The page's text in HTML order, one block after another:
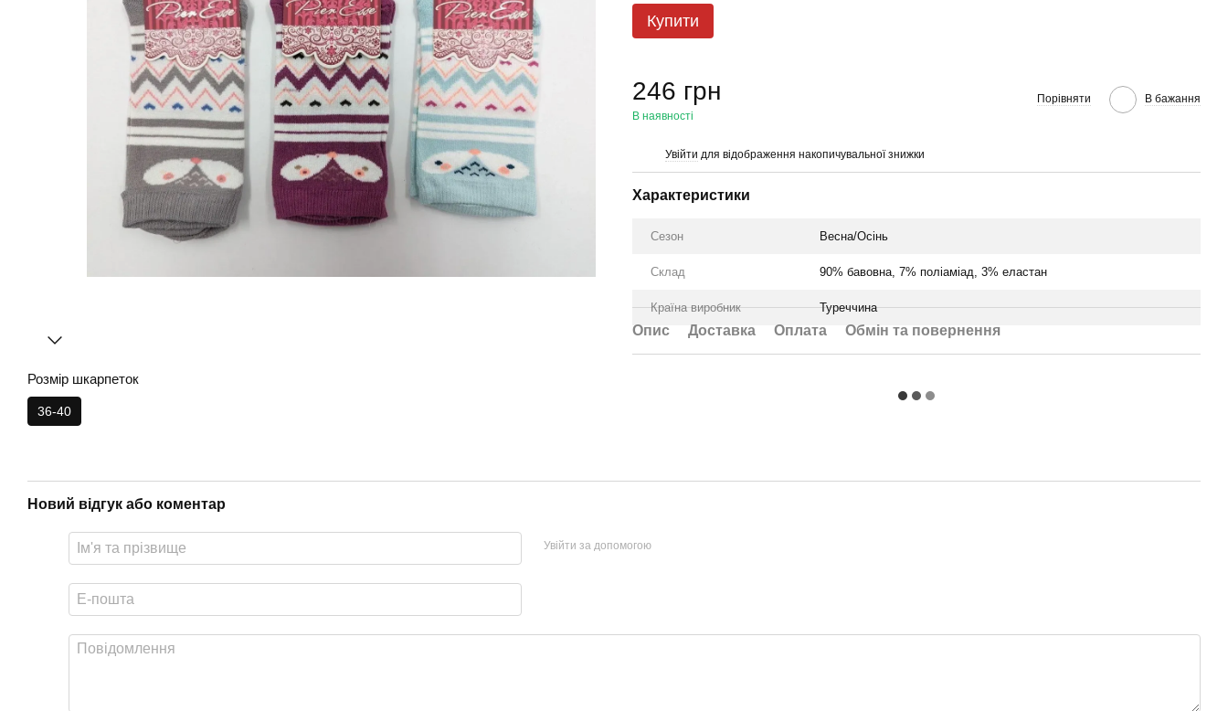
Розмір шкарпеток
36-40
Купити
246 грн
В наявності
Порівняти В бажання
Увійти для відображення накопичувальної знижки
Характеристики
Сезон Весна/Осінь
Склад 90% бавовна, 7% поліаміад, 3% еластан
Країна виробник Туреччина
Опис Доставка Оплата Обмін та повернення
Новий відгук або коментар
Увійти за допомогою